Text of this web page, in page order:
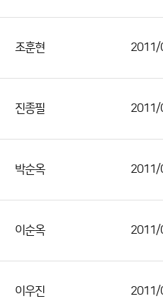
조훈현 2011/
진종필 2011/
박순옥 2011/
이순옥 2011/
이우진 2011/